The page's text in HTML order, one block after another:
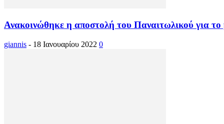
Ανακοινώθηκε η αποστολή του Παναιτωλικού για το
giannis - 18 Ιανουαρίου 2022 0